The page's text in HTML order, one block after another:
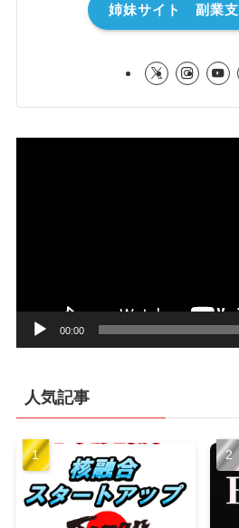
姉妹サイト 副業支
00:00
人気記事